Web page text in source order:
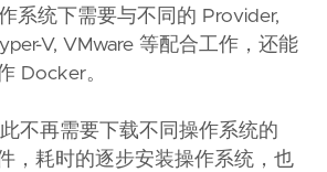
系统下需要与不同的 Provider,
V, VMware 等配合工作，还能
Docker。
不再需要下载不同操作系统的
，耗时的逐步安装操作系统，也